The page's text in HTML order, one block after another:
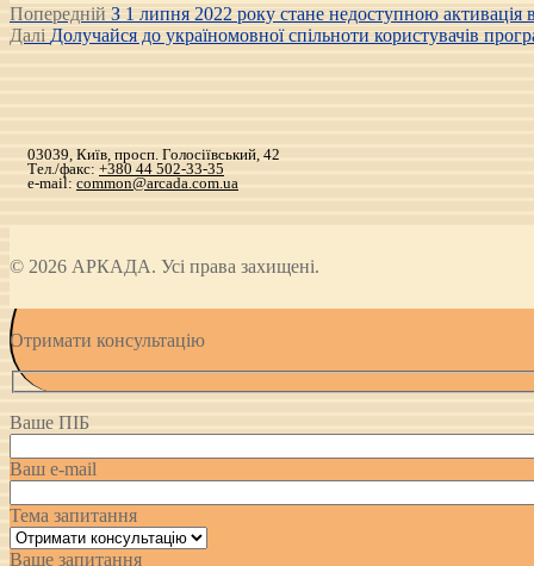
Post
navigation
Попередній Попередній
запис:
З 1 липня 2022 року стане недоступною активація
Далі Наступний
Долучайся до україномовної спільноти користувачів
03039, Київ, просп. Голосіївський, 42
Тел./факс: +380 44 502-33-35
e-mail: common@arcada.com.ua
© 2026 АРКАДА. Усі права захищені.
Отримати консультацію
Ваше ПІБ
Ваш e-mail
Тема запитання
Ваше запитання